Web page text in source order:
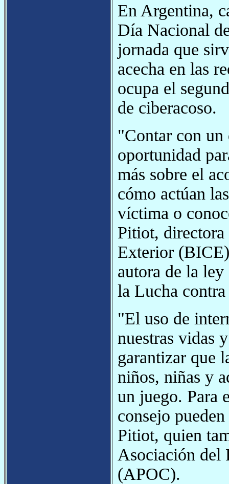
En Argentina,
Día Nacional
jornada que
acecha en las
ocupa el
de ciberacoso.
"Contar con un
oportunidad
más sobre el
cómo actúan
víctima o
Pitiot,
Exterior
autora de la
la Lucha
"El uso de
nuestras vidas
garantizar que
niños, niñas y
un juego. Para
consejo
Pitiot, quien
Asociación del
(APOC).